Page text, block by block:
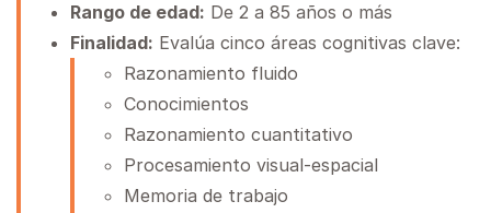
Rango de edad: De 2 a 85 años o más
Finalidad: Evalúa cinco áreas cognitivas clave:
Razonamiento fluido
Conocimientos
Razonamiento cuantitativo
Procesamiento visual-espacial
Memoria de trabajo